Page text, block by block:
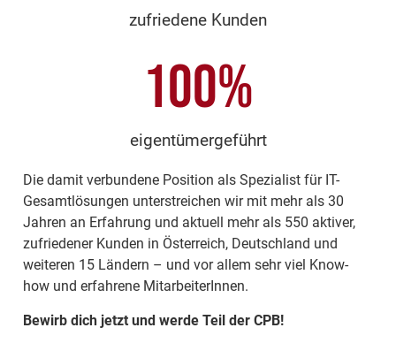
zufriedene Kunden
eigentümergeführt
100%
Die damit verbundene Position als Spezialist für IT-
Gesamtlösungen unterstreichen wir mit mehr als 30
Jahren an Erfahrung und aktuell mehr als 550 aktiver,
zufriedener Kunden in Österreich, Deutschland und
weiteren 15 Ländern – und vor allem sehr viel Know-
how und erfahrene MitarbeiterInnen.
Bewirb dich jetzt und werde Teil der CPB!